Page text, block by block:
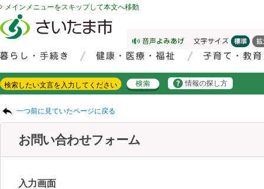
メインメニューをスキップして本文へ移動
情報の探し方
一つ前に見ていたページに戻る
お問い合わせフォーム
入力画面